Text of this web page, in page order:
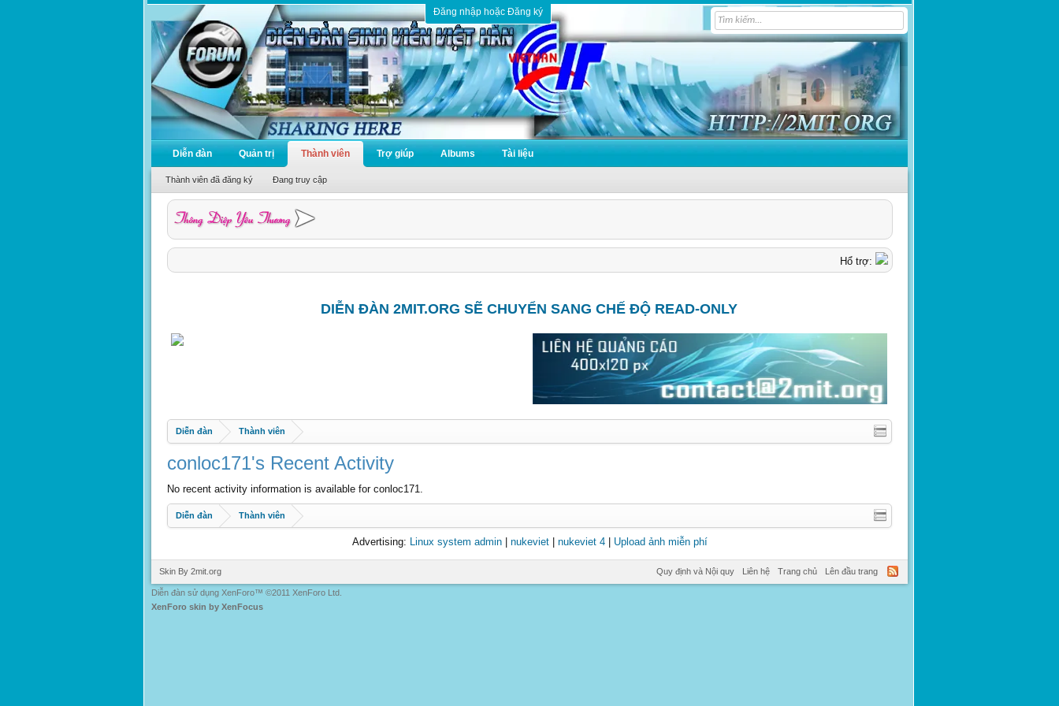
Đăng nhập hoặc Đăng ký
Diễn đàn Quản trị Thành viên
Thành viên đã đăng ký Đang truy cập
Trợ giúp Albums Tài liệu
Hổ trợ:
DIỄN ĐÀN 2MIT.ORG SẼ CHUYỂN SANG CHẾ ĐỘ READ-ONLY
Diễn đàn Thành viên
conloc171's Recent Activity
No recent activity information is available for conloc171.
Diễn đàn Thành viên
Advertising: Linux system admin| nukeviet| nukeviet 4| Upload ảnh miễn phí
Skin By 2mit.org Quy định và Nội quy Liên hệ Trang chủ Lên đầu trang
Diễn đàn sử dụng XenForo™ ©2011 XenForo Ltd.
XenForo skin by XenFocus